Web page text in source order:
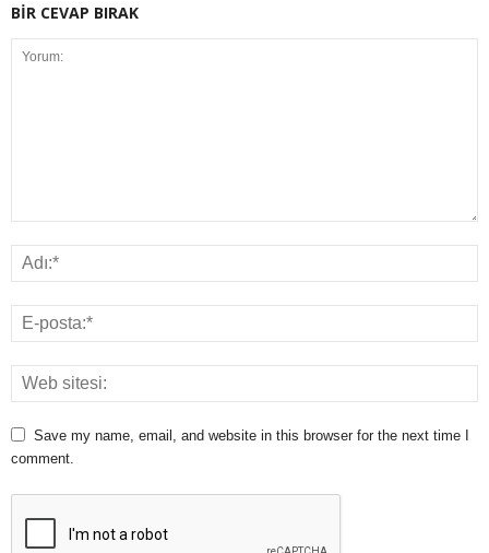
BİR CEVAP BIRAK
Save my name, email, and website in this browser for the next time I
comment.